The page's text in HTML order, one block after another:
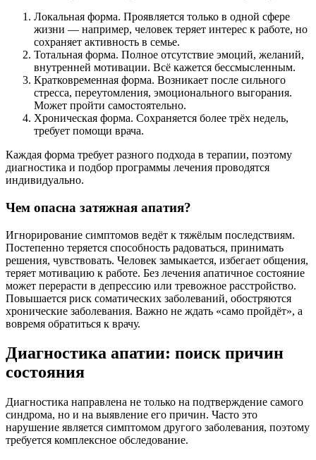
Локальная форма. Проявляется только в одной сфере
жизни — например, человек теряет интерес к работе, но
сохраняет активность в семье.
Тотальная форма. Полное отсутствие эмоций, желаний,
внутренней мотивации. Всё кажется бессмысленным.
Кратковременная форма. Возникает после сильного
стресса, переутомления, эмоционального выгорания.
Может пройти самостоятельно.
Хроническая форма. Сохраняется более трёх недель,
требует помощи врача.
Каждая форма требует разного подхода в терапии, поэтому
диагностика и подбор программы лечения проводятся
индивидуально.
Чем опасна затяжная апатия?
Игнорирование симптомов ведёт к тяжёлым последствиям.
Постепенно теряется способность радоваться, принимать
решения, чувствовать. Человек замыкается, избегает общения,
теряет мотивацию к работе. Без лечения апатичное состояние
может перерасти в депрессию или тревожное расстройство.
Повышается риск соматических заболеваний, обостряются
хронические заболевания. Важно не ждать «само пройдёт», а
вовремя обратиться к врачу.
Диагностика апатии: поиск причин
состояния
Диагностика направлена не только на подтверждение самого
синдрома, но и на выявление его причин. Часто это
нарушение является симптомом другого заболевания, поэтому
требуется комплексное обследование.